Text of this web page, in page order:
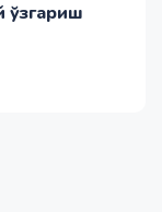
ўзгариш